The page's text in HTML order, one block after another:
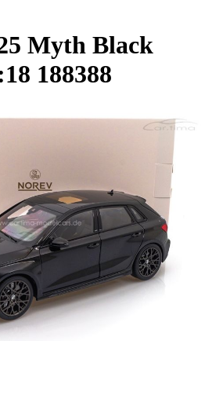
Myth Black
188388